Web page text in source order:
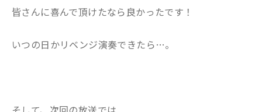
皆さんに喜んで頂けたなら良かったです！
いつの日かリベンジ演奏できたら…。